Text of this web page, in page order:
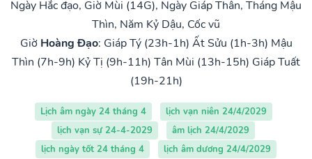
Ngày Hắc đạo, Giờ Mùi (14G), Ngày Giáp Thân, Tháng Mậu
Thìn, Năm Kỷ Dậu, Cốc vũ
Giờ Hoàng Đạo: Giáp Tý (23h-1h) Ất Sửu (1h-3h) Mậu
Thìn (7h-9h) Kỷ Tị (9h-11h) Tân Mùi (13h-15h) Giáp Tuất
(19h-21h)
Lịch âm ngày 24 tháng 4
lịch vạn niên 24/4/2029
lịch vạn sự 24-4-2029
âm lịch 24/4/2029
lịch ngày tốt 24 tháng 4
lịch âm dương 24/4/2029